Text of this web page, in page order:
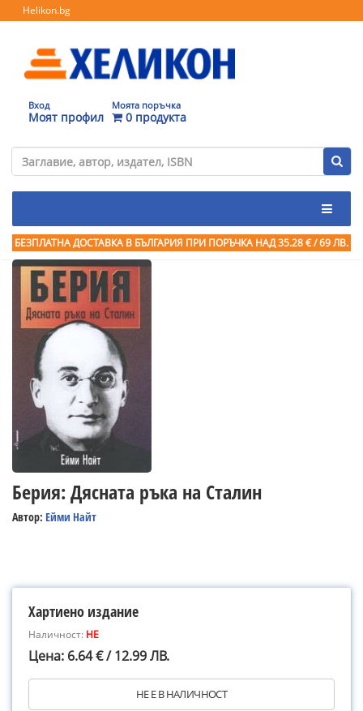
Helikon.bg
Вход
Моят профил
Моята поръчка
0 продукта
БЕЗПЛАТНА ДОСТАВКА В БЪЛГАРИЯ ПРИ ПОРЪЧКА НАД 35.28 € / 69 ЛВ.
Берия: Дясната ръка на Сталин
Автор: Ейми Найт
Хартиено издание
Наличност: НЕ
Цена: 6.64 € / 12.99 ЛВ.
НЕ Е В НАЛИЧНОСТ